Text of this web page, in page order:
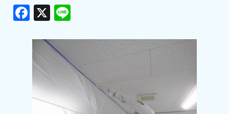
F
a
c
e
b
o
X
e